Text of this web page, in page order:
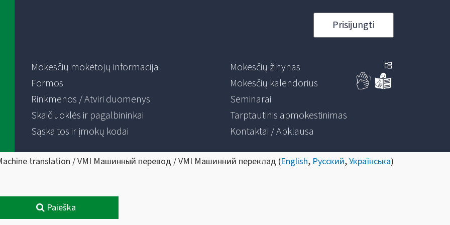
Prisijungti
Mokesčių mokėtojų informacija
Formos
Rinkmenos / Atviri duomenys
Skaičiuoklės ir pagalbininkai
Sąskaitos ir įmokų kodai
Mokesčių žinynas
Mokesčių kalendorius
Seminarai
Tarptautinis apmokestinimas
Kontaktai / Apklausa
translation / VMI Машинный перевод / VMI Машинний переклад (English, Русский,Українська)
Paieška